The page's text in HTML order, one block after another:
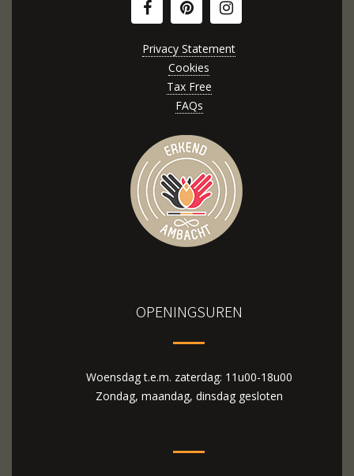
Privacy Statement
Cookies
Tax Free
FAQs
OPENINGSUREN
Woensdag t.e.m. zaterdag: 11u00-18u00
Zondag, maandag, dinsdag gesloten